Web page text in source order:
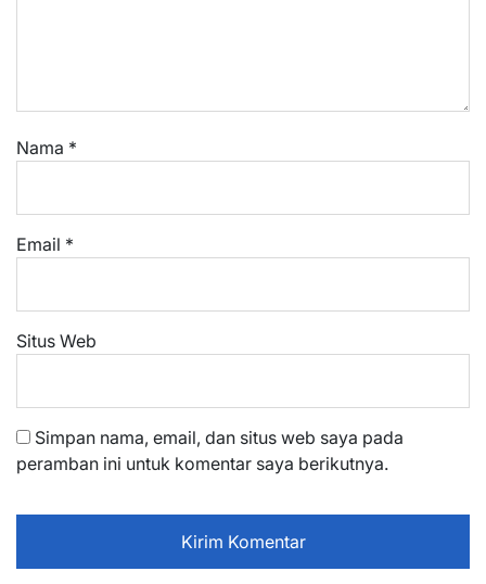
Nama *
Email *
Situs Web
Simpan nama, email, dan situs web saya pada
peramban ini untuk komentar saya berikutnya.